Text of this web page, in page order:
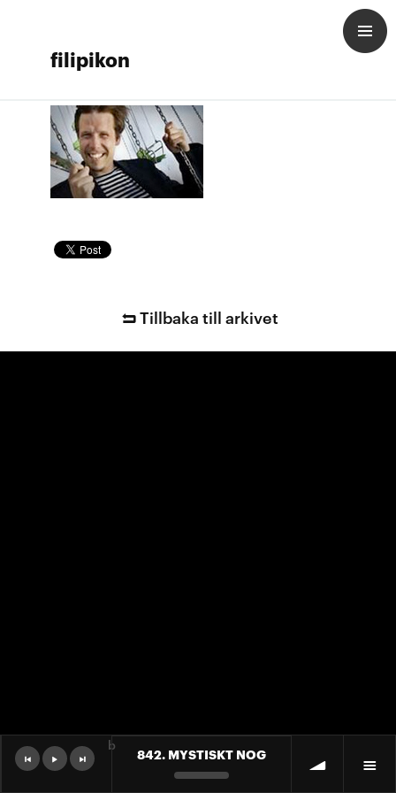
filipikon
Tillbaka till arkivet
842. MYSTISKT NOG
b